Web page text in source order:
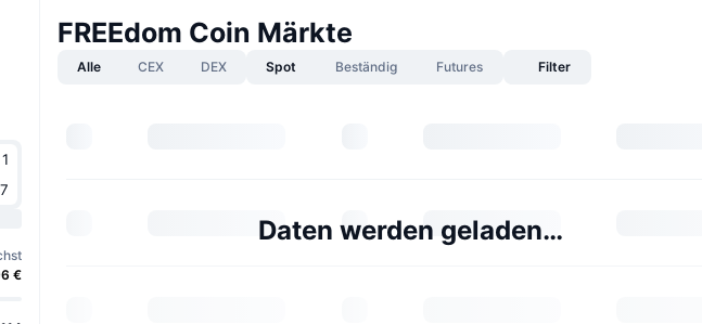
€
FREEdom Coin Märkte
Alle CEX DEX Spot Beständig Futures Filter
Daten werden geladen…